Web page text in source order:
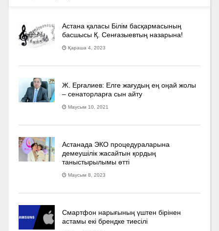
Астана қаласы Білім басқармасының
басшысы Қ. Сенғазыевтың назарына!
Қараша 4, 2023
Ж. Ерғалиев: Елге жағудың ең оңай жолы
– сенаторларға сын айту
Маусым 10, 2021
Астанада ЭКО процедураларына
демеушілік жасайтын қордың
таныстырылымы өтті
Маусым 8, 2023
Смартфон нарығының үштен бірінен
астамы екі брендке тиесілі